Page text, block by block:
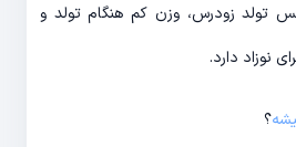
تولد زودرس، وزن کم هنگام تولد و
نوزاد دارد.
؟